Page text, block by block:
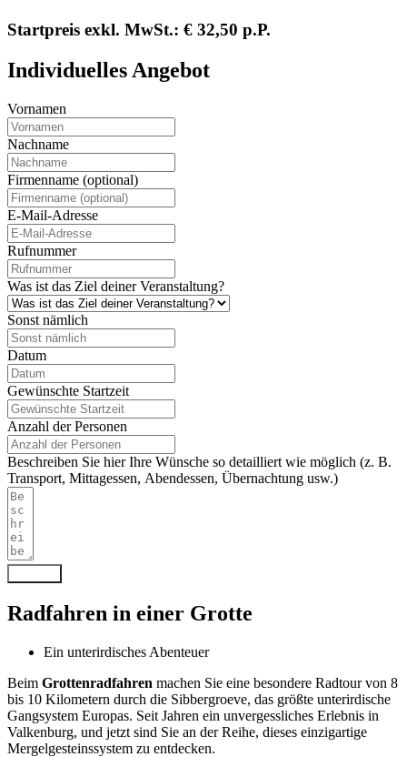
Startpreis exkl. MwSt.: € 32,50 p.P.
Individuelles Angebot
Vornamen
Nachname
Firmenname (optional)
E-Mail-Adresse
Rufnummer
Was ist das Ziel deiner Veranstaltung?
Sonst nämlich
Datum
Gewünschte Startzeit
Anzahl der Personen
Beschreiben Sie hier Ihre Wünsche so detailliert wie möglich (z. B.
Transport, Mittagessen, Abendessen, Übernachtung usw.)
Radfahren in einer Grotte
Ein unterirdisches Abenteuer
Beim Grottenradfahren machen Sie eine besondere Radtour von 8
bis 10 Kilometern durch die Sibbergroeve, das größte unterirdische
Gangsystem Europas. Seit Jahren ein unvergessliches Erlebnis in
Valkenburg, und jetzt sind Sie an der Reihe, dieses einzigartige
Mergelgesteinssystem zu entdecken.